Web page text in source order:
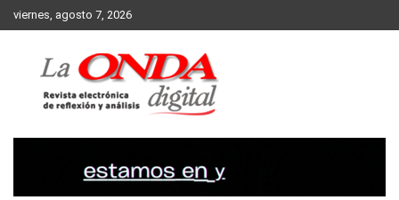
Skip
to
viernes, agosto 7, 2026